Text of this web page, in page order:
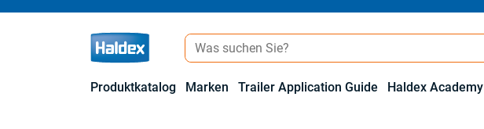
Produktkatalog Marken Trailer Application Guide Haldex Academy